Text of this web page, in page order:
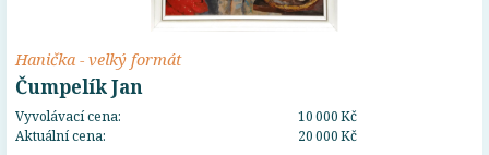
Hanička - velký formát
Čumpelík Jan
Vyvolávací cena:
10 000 Kč
Aktuální cena:
20 000 Kč